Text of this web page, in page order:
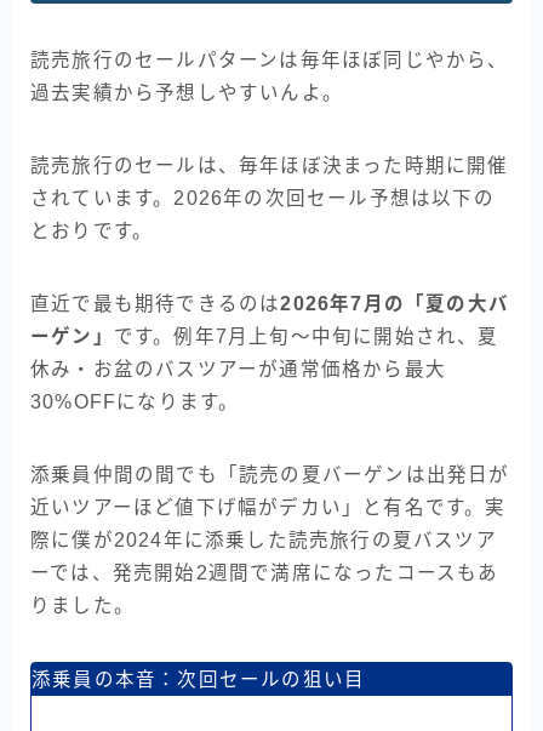
読売旅行のセールパターンは毎年ほぼ同じやから、
過去実績から予想しやすいんよ。
読売旅行のセールは、毎年ほぼ決まった時期に開催
されています。2026年の次回セール予想は以下の
とおりです。
直近で最も期待できるのは2026年7月の「夏の大バ
ーゲン」 です。例年7月上旬〜中旬に開始され、夏
休み・お盆のバスツアーが通常価格から最大
30%OFFになります。
添乗員仲間の間でも「読売の夏バーゲンは出発日が
近いツアーほど値下げ幅がデカい」と有名です。実
際に僕が2024年に添乗した読売旅行の夏バスツア
ーでは、発売開始2週間で満席になったコースもあ
りました。
添乗員の本音：次回セールの狙い目